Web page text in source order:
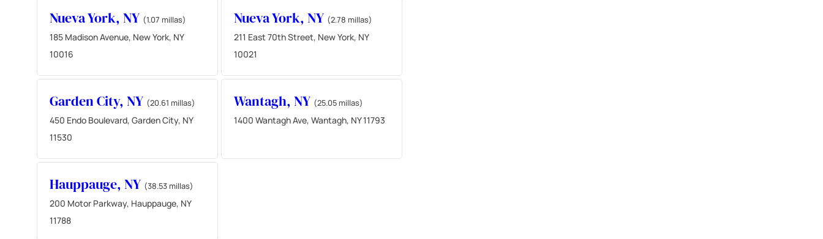
Nueva York, NY (1.07 millas)
185 Madison Avenue, New York, NY
10016
Nueva York, NY (2.78 millas)
211 East 70th Street, New York, NY
10021
Garden City, NY (20.61 millas)
450 Endo Boulevard, Garden City, NY
11530
Wantagh, NY (25.05 millas)
1400 Wantagh Ave, Wantagh, NY 11793
Hauppauge, NY (38.53 millas)
200 Motor Parkway, Hauppauge, NY
11788